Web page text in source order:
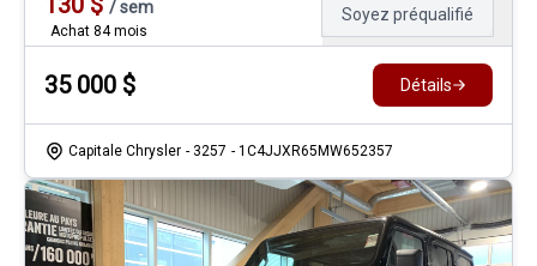
/sem
Achat 84 mois
Soyez préqualifié
35 000 $ Détails
Capitale Chrysler - 3257 - 1C4JJXR65MW652357